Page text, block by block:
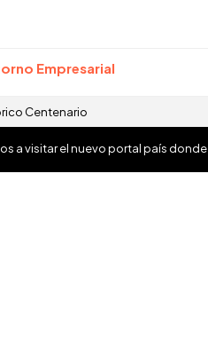
Empresarial
Centenario
a visitar el nuevo portal país